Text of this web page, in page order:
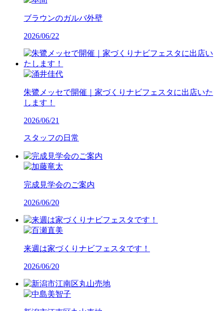
ブラウンのガルバ外壁
2026/06/22
朱鷺メッセで開催｜家づくりナビフェスタに出店いた
します！
2026/06/21
スタッフの日常
完成見学会のご案内
2026/06/20
来週は家づくりナビフェスタです！
2026/06/20